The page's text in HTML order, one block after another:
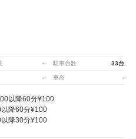
- 駐車台数 33台
- 車高 -
以降60分¥100
降60分¥100
降30分¥100